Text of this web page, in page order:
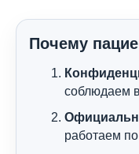
Почему
соблюдаем
работаем